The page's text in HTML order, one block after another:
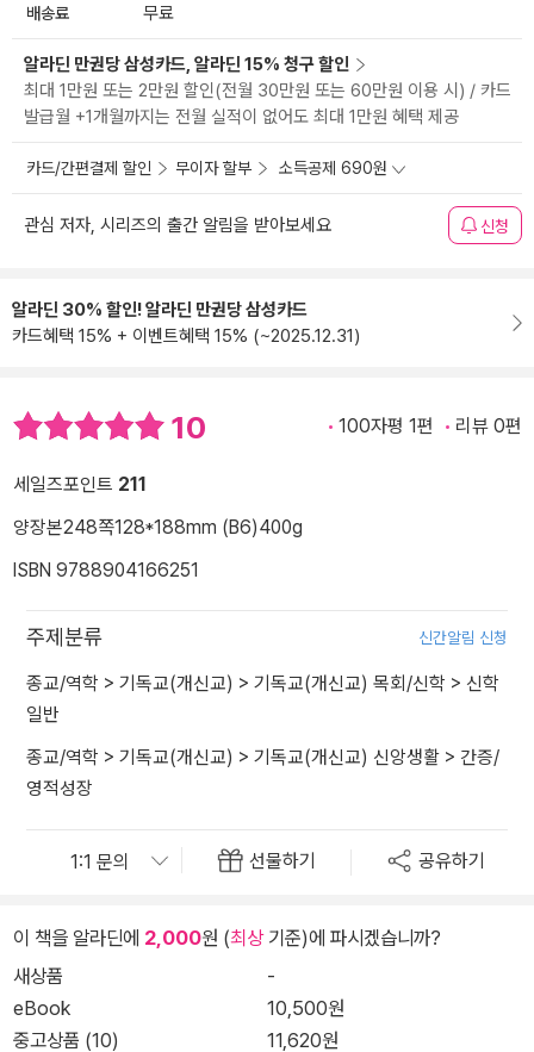
배송료 무료
알라딘 만권당 삼성카드, 알라딘 15% 청구 할인
최대 1만원 또는 2만원 할인(전월 30만원 또는 60만원 이용 시) / 카드
발급월 +1개월까지는 전월 실적이 없어도 최대 1만원 혜택 제공
카드/간편결제 할인 무이자 할부 소득공제 690원
관심 저자, 시리즈의 출간 알림을 받아보세요 신청
알라딘 30% 할인! 알라딘 만권당 삼성카드
카드혜택 15% + 이벤트혜택 15% (~2025.12.31)
10 100자평 1편 리뷰 0편
세일즈포인트 211
양장본248쪽128*188mm (B6)400g
ISBN 9788904166251
주제분류 신간알림 신청
종교/역학 > 기독교(개신교) > 기독교(개신교) 목회/신학 > 신학
일반
종교/역학 > 기독교(개신교) > 기독교(개신교) 신앙생활 > 간증/
영적성장
선물하기 공유하기
이 책을 알라딘에 2,000원 (최상기준)에 파시겠습니까?
새상품
-
eBook
10,500원
중고상품 (10)
11,620원